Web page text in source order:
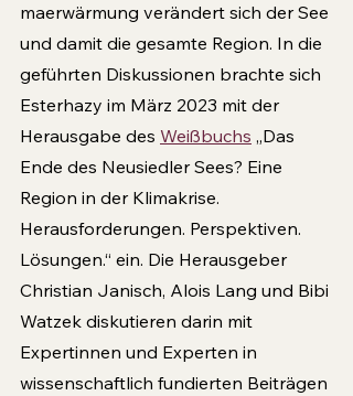
maerwärmung verändert sich der See
und damit die gesamte Region. In die
geführten Diskussionen brachte sich
Esterhazy im März 2023 mit der
Herausgabe des Weißbuchs „Das
Ende des Neusiedler Sees? Eine
Region in der Klimakrise.
Herausforderungen. Perspektiven.
Lösungen.“ ein. Die Herausgeber
Christian Janisch, Alois Lang und Bibi
Watzek disku­tieren darin mit
Expertinnen und Experten in
wissenschaftlich fundierten Beiträgen